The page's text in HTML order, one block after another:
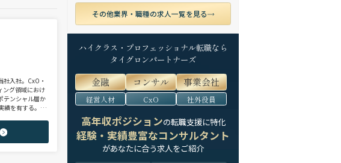
入社。CxO・
ング領域におけ
テンシャル層か
績を有する。コ
ポテンシャル層
で、年代・職階
その他業界・職種の求人一覧を見る
ハイクラス・プロフェッショナル転職なら
タイグロンパートナーズ
金融 コンサル 事業会社
経営人材 CxO 社外役員
高年収ポジションの転職支援に特化
経験・実績豊富なコンサルタント
があなたに合う求人をご紹介